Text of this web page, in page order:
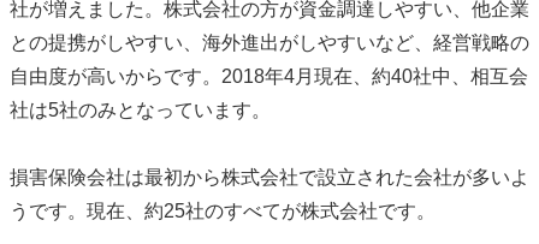
社が増えました。株式会社の方が資金調達しやすい、他企業
との提携がしやすい、海外進出がしやすいなど、経営戦略の
自由度が高いからです。2018年4月現在、約40社中、相互会
社は5社のみとなっています。
損害保険会社は最初から株式会社で設立された会社が多いよ
うです。現在、約25社のすべてが株式会社です。